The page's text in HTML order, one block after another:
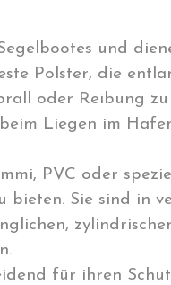
und
Polster, die
oder Reibung zu
Liegen im
PVC oder
Sie sind in
für ihren